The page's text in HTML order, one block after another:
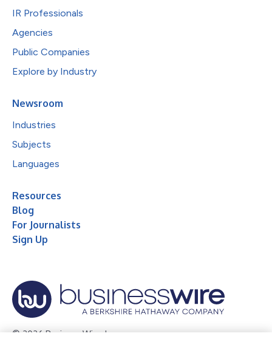
IR Professionals
Agencies
Public Companies
Explore by Industry
Newsroom
Industries
Subjects
Languages
Resources
Blog
For Journalists
Sign Up
© 2026 Business Wire, Inc.